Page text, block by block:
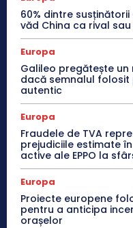
60% dintre susținătorii
văd China ca rival
Europa
Galileo pregătește
dacă semnalul
autentic
Europa
Fraudele de TVA
prejudiciile estimate
active ale EPPO la
Europa
Proiecte europene
pentru a anticipa
orașelor